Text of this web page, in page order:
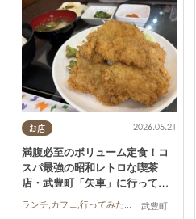
お店
武豊町
2026.05.21
満腹必至のボリューム定食！コ
スパ最強の昭和レトロな喫茶
店・武豊町「矢車」に行ってみ
ランチ,カフェ,行ってみたレポ,コスパ抜群